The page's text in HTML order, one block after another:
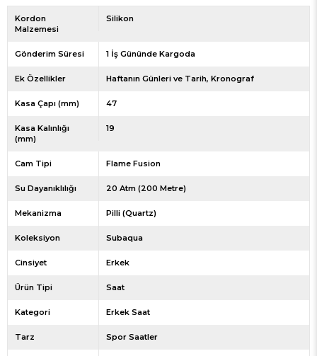
Kordon
Malzemesi
Silikon
Gönderim Süresi 1 İş Gününde Kargoda
Ek Özellikler Haftanın Günleri ve Tarih Kronograf
Kasa Çapı (mm) 47
Kasa Kalınlığı
(mm)
19
Cam Tipi Flame Fusion
Su Dayanıklılığı 20 Atm (200 Metre)
Mekanizma Pilli (Quartz)
Koleksiyon Subaqua
Cinsiyet Erkek
Ürün Tipi Saat
Kategori Erkek Saat
Tarz Spor Saatler